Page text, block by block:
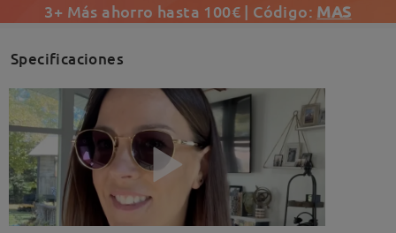
3+ Más ahorro hasta 100€ | Código: MAS
Specificaciones